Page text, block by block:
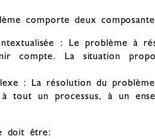
comporte deux
: Le problème à
compte. La situation
: La résolution du
tout un processus, à un
doit être: